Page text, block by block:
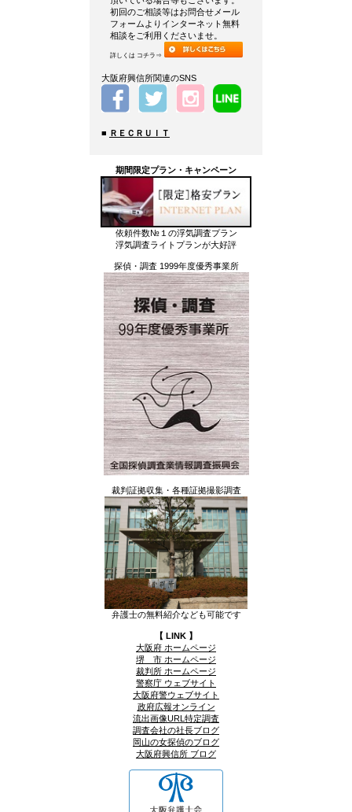
初回のご相談等はお問合せメール
フォームよりインターネット無料
相談をご利用くださいませ。
詳しくは コチラ⇒
大阪府興信所関連のSNS
■ ＲＥＣＲＵＩＴ
期間限定プラン・キャンペーン
依頼件数№１の浮気調査プラン
浮気調査ライトプランが大好評
探偵・調査 1999年度優秀事業所
裁判証拠収集・各種証拠撮影調査
弁護士の無料紹介なども可能です
【 LINK 】
大阪府 ホームページ
堺 市 ホームページ
裁判所 ホームページ
警察庁 ウェブサイト
大阪府警ウェブサイト
政府広報オンライン
流出画像URL特定調査
調査会社の社長ブログ
岡山の女探偵のブログ
大阪府興信所 ブログ